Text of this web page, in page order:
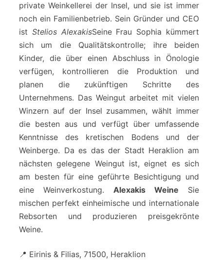
private Weinkellerei der Insel, und sie ist immer
noch ein Familienbetrieb. Sein Gründer und CEO
ist Stelios AlexakisSeine Frau Sophia kümmert
sich um die Qualitätskontrolle; ihre beiden
Kinder, die über einen Abschluss in Önologie
verfügen, kontrollieren die Produktion und
planen die zukünftigen Schritte des
Unternehmens. Das Weingut arbeitet mit vielen
Winzern auf der Insel zusammen, wählt immer
die besten aus und verfügt über umfassende
Kenntnisse des kretischen Bodens und der
Weinberge. Da es das der Stadt Heraklion am
nächsten gelegene Weingut ist, eignet es sich
am besten für eine geführte Besichtigung und
eine Weinverkostung. Alexakis Weine Sie
mischen perfekt einheimische und internationale
Rebsorten und produzieren preisgekrönte
Weine.
📍 Eirinis & Filias, 71500, Heraklion